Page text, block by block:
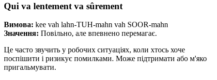
Qui va lentement va sûrement
Вимова: kee vah lahn-TUH-mahn vah SOOR-mahn
Значення: Повільно, але впевнено перемагає.
Це часто звучить у робочих ситуаціях, коли хтось хоче
поспішити і ризикує помилками. Може підтримати або м'яко
пригальмувати.